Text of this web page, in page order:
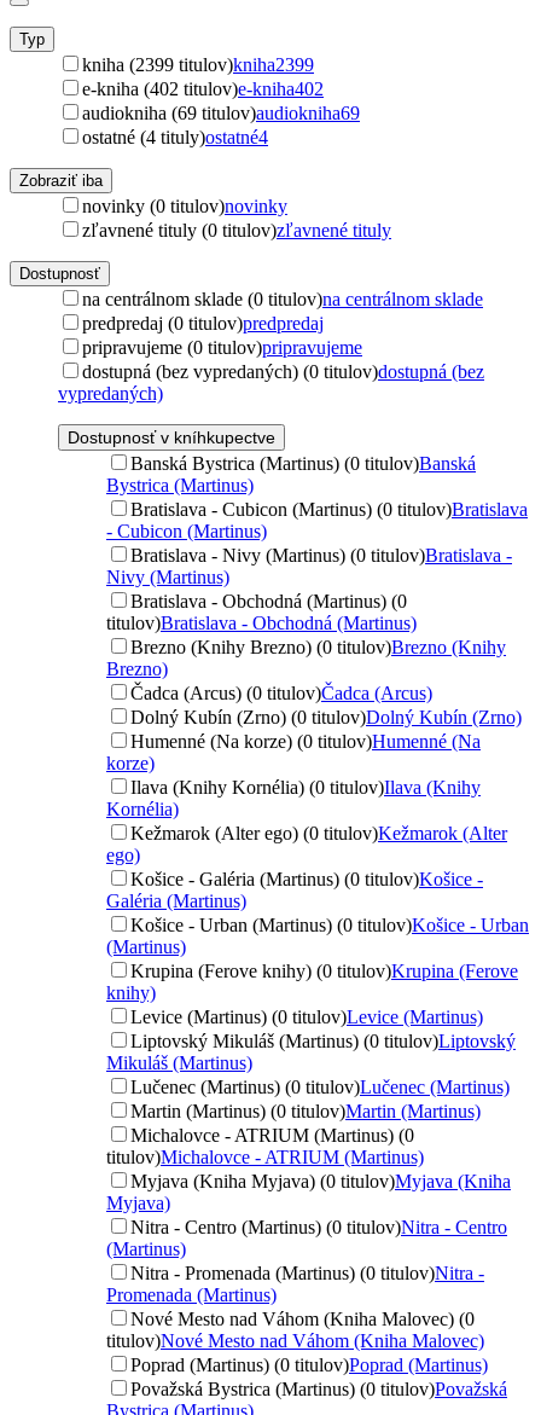
Typ
kniha (2399 titulov)kniha2399
e-kniha (402 titulov)e-kniha402
audiokniha (69 titulov)audiokniha69
ostatné (4 tituly)ostatné4
Zobraziť iba
novinky (0 titulov)novinky
zľavnené tituly (0 titulov)zľavnené tituly
Dostupnosť
na centrálnom sklade (0 titulov)na centrálnom sklade
predpredaj (0 titulov)predpredaj
pripravujeme (0 titulov)pripravujeme
dostupná (bez vypredaných) (0 titulov)dostupná (bez
vypredaných)
Dostupnosť v kníhkupectve
Banská Bystrica (Martinus) (0 titulov)Banská
Bystrica (Martinus)
Bratislava - Cubicon (Martinus) (0 titulov)Bratislava
- Cubicon (Martinus)
Bratislava - Nivy (Martinus) (0 titulov)Bratislava -
Nivy (Martinus)
Bratislava - Obchodná (Martinus) (0
titulov)Bratislava - Obchodná (Martinus)
Brezno (Knihy Brezno) (0 titulov)Brezno (Knihy
Brezno)
Čadca (Arcus) (0 titulov)Čadca (Arcus)
Dolný Kubín (Zrno) (0 titulov)Dolný Kubín (Zrno)
Humenné (Na korze) (0 titulov)Humenné (Na
korze)
Ilava (Knihy Kornélia) (0 titulov)Ilava (Knihy
Kornélia)
Kežmarok (Alter ego) (0 titulov)Kežmarok (Alter
ego)
Košice - Galéria (Martinus) (0 titulov)Košice -
Galéria (Martinus)
Košice - Urban (Martinus) (0 titulov)Košice - Urban
(Martinus)
Krupina (Ferove knihy) (0 titulov)Krupina (Ferove
knihy)
Levice (Martinus) (0 titulov)Levice (Martinus)
Liptovský Mikuláš (Martinus) (0 titulov)Liptovský
Mikuláš (Martinus)
Lučenec (Martinus) (0 titulov)Lučenec (Martinus)
Martin (Martinus) (0 titulov)Martin (Martinus)
Michalovce - ATRIUM (Martinus) (0
titulov)Michalovce - ATRIUM (Martinus)
Myjava (Kniha Myjava) (0 titulov)Myjava (Kniha
Myjava)
Nitra - Centro (Martinus) (0 titulov)Nitra - Centro
(Martinus)
Nitra - Promenada (Martinus) (0 titulov)Nitra -
Promenada (Martinus)
Nové Mesto nad Váhom (Kniha Malovec) (0
titulov)Nové Mesto nad Váhom (Kniha Malovec)
Poprad (Martinus) (0 titulov)Poprad (Martinus)
Považská Bystrica (Martinus) (0 titulov)Považská
Bystrica (Martinus)